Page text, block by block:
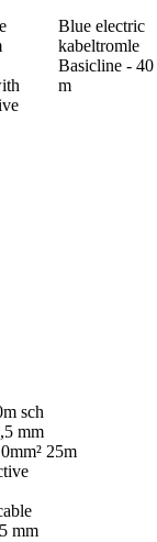
Blue electric
kabeltromle
Basicline - 40
m
sch
mm
25m
mm